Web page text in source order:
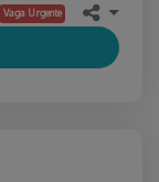
Vaga Urgente